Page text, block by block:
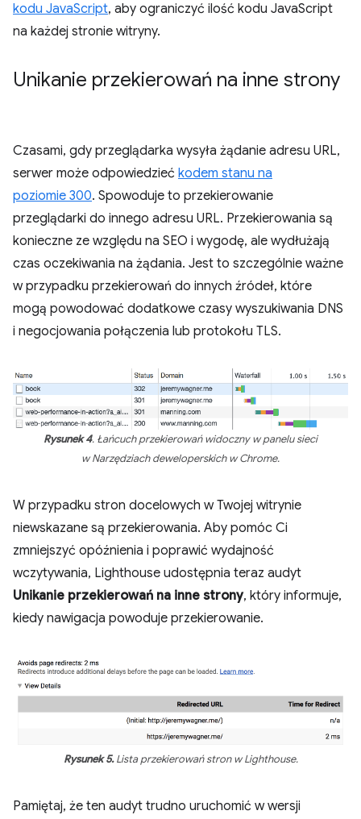
kodu JavaScript, aby ograniczyć ilość kodu JavaScript
na każdej stronie witryny.
Unikanie przekierowań na inne strony
Czasami, gdy przeglądarka wysyła żądanie adresu URL,
serwer może odpowiedzieć kodem stanu na
poziomie 300. Spowoduje to przekierowanie
przeglądarki do innego adresu URL. Przekierowania są
konieczne ze względu na SEO i wygodę, ale wydłużają
czas oczekiwania na żądania. Jest to szczególnie ważne
w przypadku przekierowań do innych źródeł, które
mogą powodować dodatkowe czasy wyszukiwania DNS
i negocjowania połączenia lub protokołu TLS.
Rysunek 4. Łańcuch przekierowań widoczny w panelu sieci
w Narzędziach deweloperskich w Chrome.
W przypadku stron docelowych w Twojej witrynie
niewskazane są przekierowania. Aby pomóc Ci
zmniejszyć opóźnienia i poprawić wydajność
wczytywania, Lighthouse udostępnia teraz audyt
Unikanie przekierowań na inne strony, który informuje,
kiedy nawigacja powoduje przekierowanie.
Rysunek 5.Lista przekierowań stron w Lighthouse.
Pamiętaj, że ten audyt trudno uruchomić w wersji